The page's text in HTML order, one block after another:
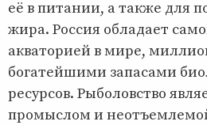
её в питании, а также для
жира. Россия обладает
акваторией в мире,
богатейшими запасами
ресурсов. Рыболовство
промыслом и